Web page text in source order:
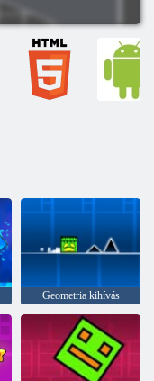
Geometria kihívás